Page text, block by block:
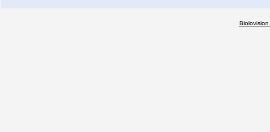
Biolovision